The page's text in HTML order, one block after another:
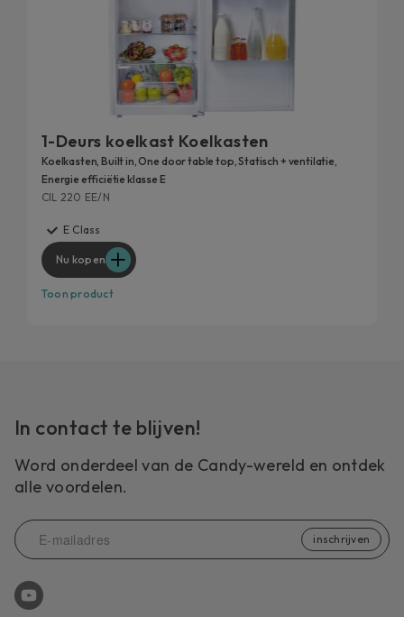
1-Deurs koelkast Koelkasten
Koelkasten, Built in, One door table top, Statisch + ventilatie,
Energie efficiëtie klasse E
CIL 220 EE/N
E Class
Nu kopen
Toon product
In contact te blijven!
Word onderdeel van de Candy-wereld en ontdek
alle voordelen.
inschrijven